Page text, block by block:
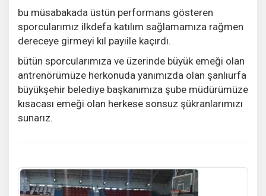
bu müsabakada üstün performans gösteren
sporcularımız ilkdefa katılım sağlamamıza rağmen
dereceye girmeyi kıl payıile kaçırdı.
bütün sporcularımıza ve üzerinde büyük emeği olan
antrenörümüze herkonuda yanımızda olan şanlıurfa
büyükşehir belediye başkanımıza şube müdürümüze
kısacası emeği olan herkese sonsuz şükranlarımızı
sunarız.